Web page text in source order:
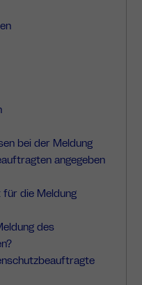
bei der Meldung
angegeben
die Meldung
des